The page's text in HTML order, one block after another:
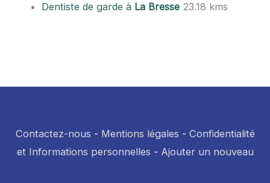
Dentiste de garde à La Bresse 23.18 kms
Contactez-nous - Mentions légales - Confidentialité
et Informations personnelles - Ajouter un nouveau